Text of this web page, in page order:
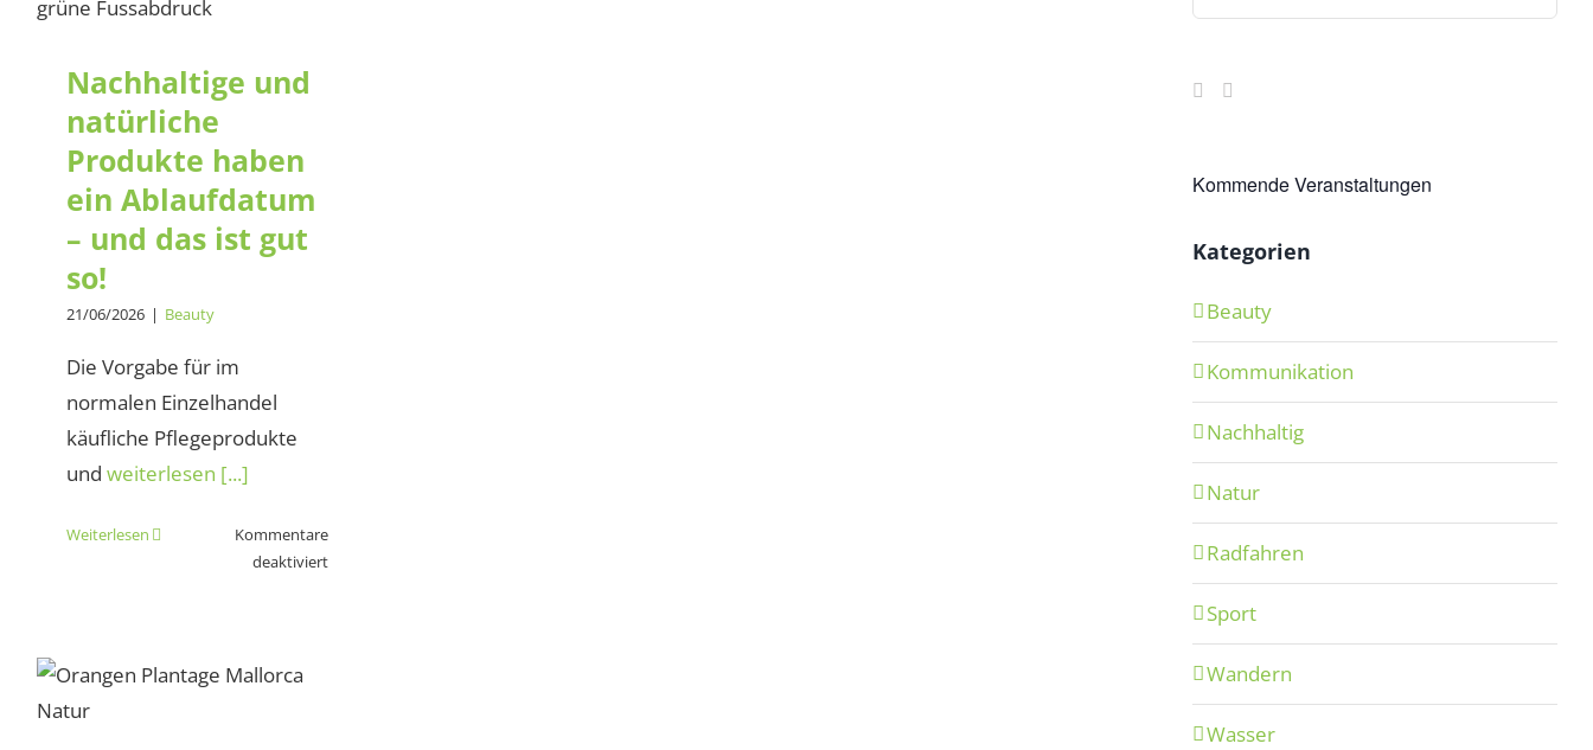
haben ein
das ist gut so!
Nachhaltige und
natürliche
Produkte haben
ein Ablaufdatum
– und das ist gut
so!
21/06/2026 | Beauty
Die Vorgabe für im
normalen Einzelhandel
käufliche Pflegeprodukte
und weiterlesen [...]
Weiterlesen
Kommentare
deaktiviertfür
Franz Kraus – Fet a
Kommende Veranstaltungen
Kategorien
Beauty
Kommunikation
Nachhaltig
Natur
Radfahren
Sport
Wandern
Wasser